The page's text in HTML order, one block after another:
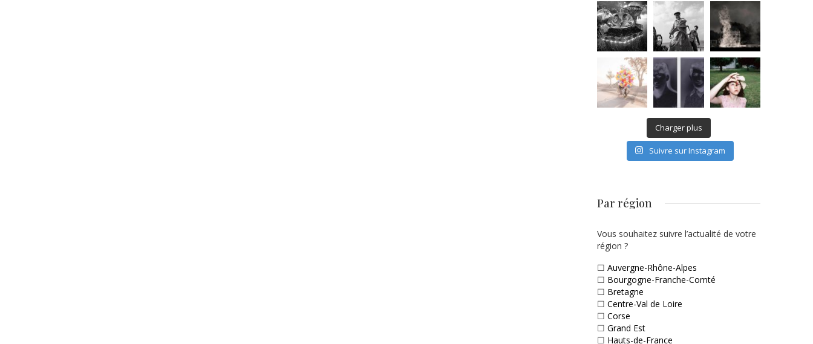
Charger plus
Suivre sur Instagram
Par région
Vous souhaitez suivre l’actualité de votre
région ?
☐ Auvergne-Rhône-Alpes
☐ Bourgogne-Franche-Comté
☐ Bretagne
☐ Centre-Val de Loire
☐ Corse
☐ Grand Est
☐ Hauts-de-France